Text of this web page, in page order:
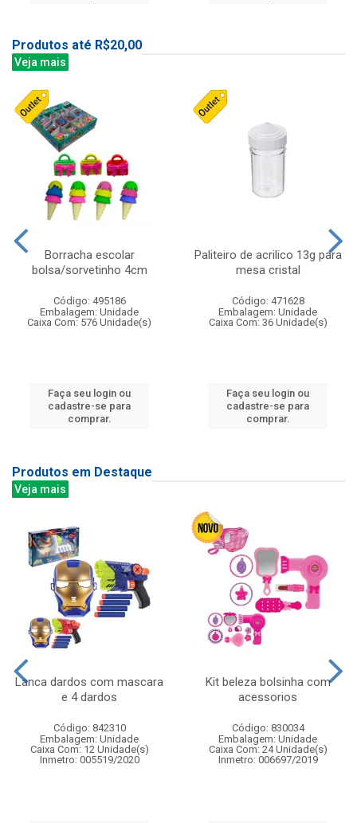
Produtos até R$20,00
Veja mais
Borracha escolar
bolsa/sorvetinho 4cm
Código: 495186
Embalagem: Unidade
Caixa Com: 576 Unidade(s)
Faça seu login ou
cadastre-se para
comprar.
Paliteiro de acrilico 13g para
mesa cristal
Código: 471628
Embalagem: Unidade
Caixa Com: 36 Unidade(s)
Faça seu login ou
cadastre-se para
comprar.
Produtos em Destaque
Veja mais
Lanca dardos com mascara
e 4 dardos
Código: 842310
Embalagem: Unidade
Caixa Com: 12 Unidade(s)
Inmetro: 005519/2020
Kit beleza bolsinha com
acessorios
Código: 830034
Embalagem: Unidade
Caixa Com: 24 Unidade(s)
Inmetro: 006697/2019